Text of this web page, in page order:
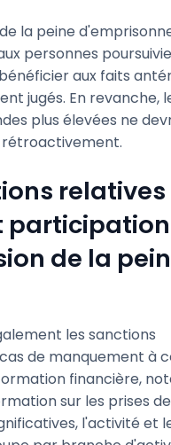
la peine
personnes
aux faits
jugés. En revanche,
plus élevées ne
relatives
de la
les sanctions
de manquement à
financière,
sur les prises de
l'activité et